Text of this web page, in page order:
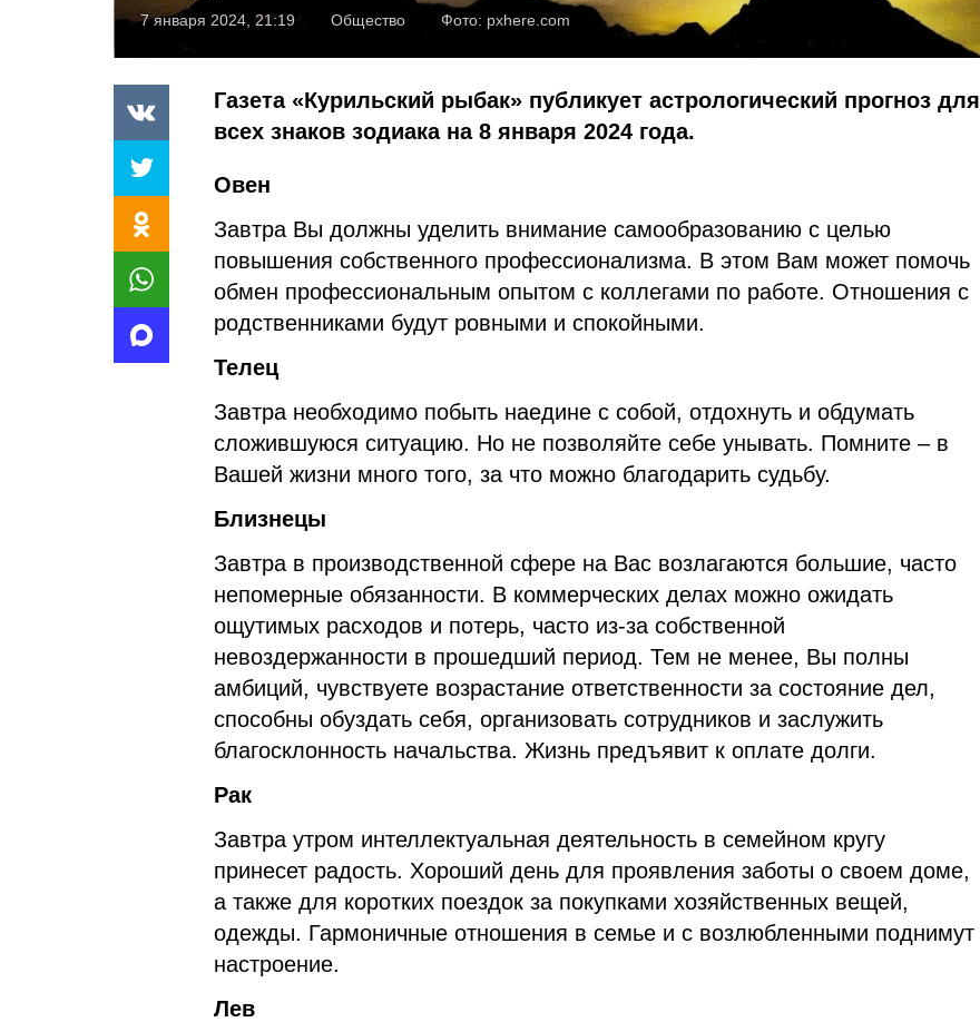
7 января 2024, 21:19 Общество Фото: pxhere.com
Газета «Курильский рыбак» публикует астрологический прогноз для
всех знаков зодиака на 8 января 2024 года.
Овен
Завтра Вы должны уделить внимание самообразованию с целью
повышения собственного профессионализма. В этом Вам может помочь
обмен профессиональным опытом с коллегами по работе. Отношения с
родственниками будут ровными и спокойными.
Телец
Завтра необходимо побыть наедине с собой, отдохнуть и обдумать
сложившуюся ситуацию. Но не позволяйте себе унывать. Помните – в
Вашей жизни много того, за что можно благодарить судьбу.
Близнецы
Завтра в производственной сфере на Вас возлагаются большие, часто
непомерные обязанности. В коммерческих делах можно ожидать
ощутимых расходов и потерь, часто из-за собственной
невоздержанности в прошедший период. Тем не менее, Вы полны
амбиций, чувствуете возрастание ответственности за состояние дел,
способны обуздать себя, организовать сотрудников и заслужить
благосклонность начальства. Жизнь предъявит к оплате долги.
Рак
Завтра утром интеллектуальная деятельность в семейном кругу
принесет радость. Хороший день для проявления заботы о своем доме,
а также для коротких поездок за покупками хозяйственных вещей,
одежды. Гармоничные отношения в семье и с возлюбленными поднимут
настроение.
Лев